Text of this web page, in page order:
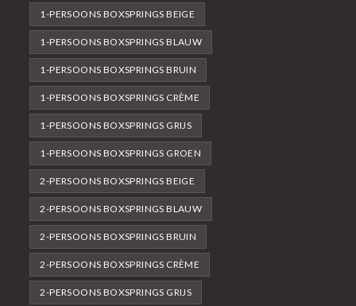
1-PERSOONS BOXSPRINGS BEIGE
1-PERSOONS BOXSPRINGS BLAUW
1-PERSOONS BOXSPRINGS BRUIN
1-PERSOONS BOXSPRINGS CRÈME
1-PERSOONS BOXSPRINGS GRIJS
1-PERSOONS BOXSPRINGS GROEN
2-PERSOONS BOXSPRINGS BEIGE
2-PERSOONS BOXSPRINGS BLAUW
2-PERSOONS BOXSPRINGS BRUIN
2-PERSOONS BOXSPRINGS CRÈME
2-PERSOONS BOXSPRINGS GRIJS